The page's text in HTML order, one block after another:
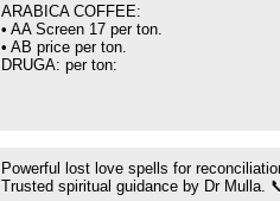
ARABICA COFFEE:
•⁠ ⁠AA Screen 17 per ton.
•⁠ ⁠AB price per ton.
DRUGA: per ton:
Powerful lost love spells for
Trusted spiritual guidance by Dr Mulla.